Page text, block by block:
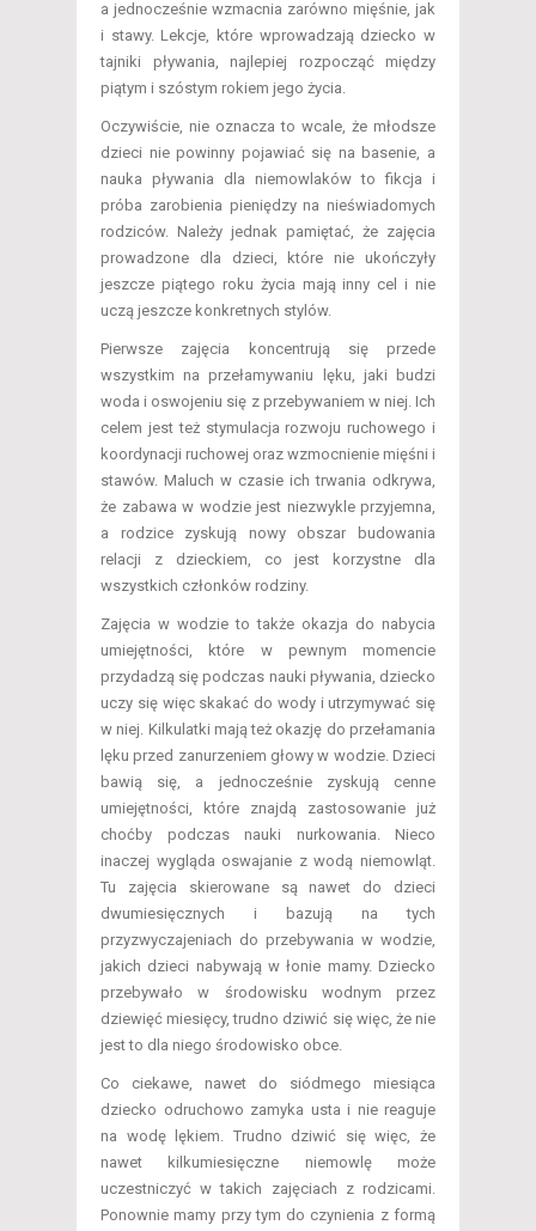
a jednocześnie wzmacnia zarówno mięśnie, jak
i stawy. Lekcje, które wprowadzają dziecko w
tajniki pływania, najlepiej rozpocząć między
piątym i szóstym rokiem jego życia.
Oczywiście, nie oznacza to wcale, że młodsze
dzieci nie powinny pojawiać się na basenie, a
nauka pływania dla niemowlaków to fikcja i
próba zarobienia pieniędzy na nieświadomych
rodziców. Należy jednak pamiętać, że zajęcia
prowadzone dla dzieci, które nie ukończyły
jeszcze piątego roku życia mają inny cel i nie
uczą jeszcze konkretnych stylów.
Pierwsze zajęcia koncentrują się przede
wszystkim na przełamywaniu lęku, jaki budzi
woda i oswojeniu się z przebywaniem w niej. Ich
celem jest też stymulacja rozwoju ruchowego i
koordynacji ruchowej oraz wzmocnienie mięśni i
stawów. Maluch w czasie ich trwania odkrywa,
że zabawa w wodzie jest niezwykle przyjemna,
a rodzice zyskują nowy obszar budowania
relacji z dzieckiem, co jest korzystne dla
wszystkich członków rodziny.
Zajęcia w wodzie to także okazja do nabycia
umiejętności, które w pewnym momencie
przydadzą się podczas nauki pływania, dziecko
uczy się więc skakać do wody i utrzymywać się
w niej. Kilkulatki mają też okazję do przełamania
lęku przed zanurzeniem głowy w wodzie. Dzieci
bawią się, a jednocześnie zyskują cenne
umiejętności, które znajdą zastosowanie już
choćby podczas nauki nurkowania. Nieco
inaczej wygląda oswajanie z wodą niemowląt.
Tu zajęcia skierowane są nawet do dzieci
dwumiesięcznych i bazują na tych
przyzwyczajeniach do przebywania w wodzie,
jakich dzieci nabywają w łonie mamy. Dziecko
przebywało w środowisku wodnym przez
dziewięć miesięcy, trudno dziwić się więc, że nie
jest to dla niego środowisko obce.
Co ciekawe, nawet do siódmego miesiąca
dziecko odruchowo zamyka usta i nie reaguje
na wodę lękiem. Trudno dziwić się więc, że
nawet kilkumiesięczne niemowlę może
uczestniczyć w takich zajęciach z rodzicami.
Ponownie mamy przy tym do czynienia z formą